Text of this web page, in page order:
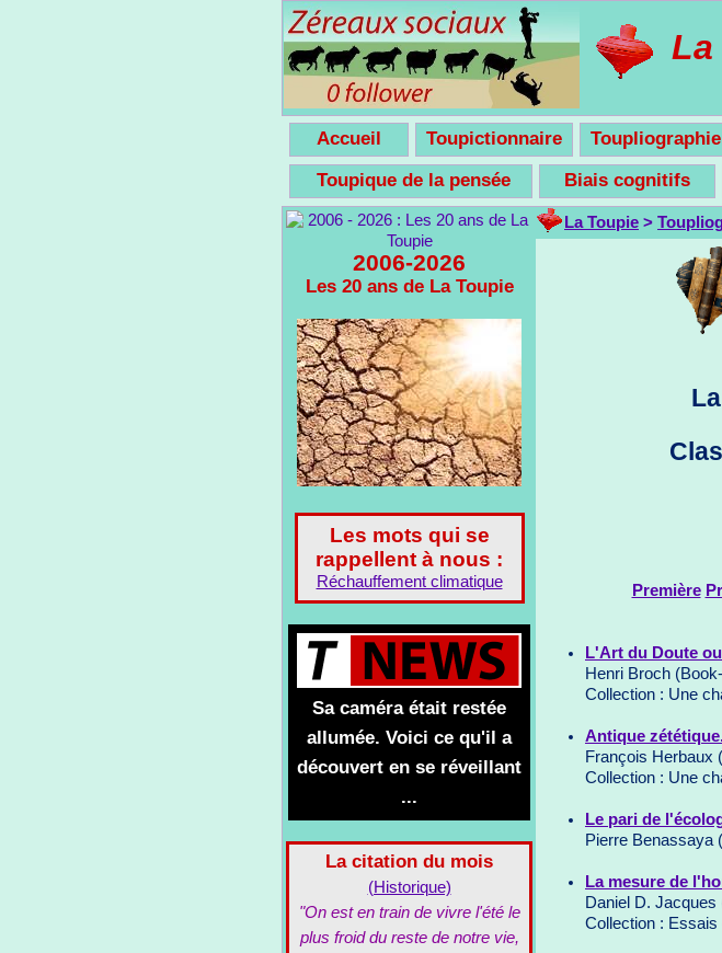
La
Accueil Toupictionnaire Toupliographie
Toupique de la pensée
Biais cognitifs
2006-2026
Les 20 ans de La Toupie
Les mots qui se
rappellent à nous :
Réchauffement climatique
Sa caméra était restée
allumée. Voici ce qu'il a
découvert en se réveillant
...
La citation du mois
(Historique)
"On est en train de vivre l'été le
plus froid du reste de notre vie,
La Toupie >
Première
L'Art du Doute
Henri Broch
Collection : Une
Antique
François Herbaux
Collection : Une
Le pari de
Pierre Benassaya
La mesure de
Daniel D.
Collection :